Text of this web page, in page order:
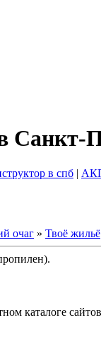
Санкт-
в спб |
очаг » Твоё жильё
каталоге сайтов